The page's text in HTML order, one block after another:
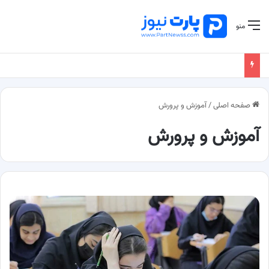
منو
صفحه اصلی/آموزش و پرورش
آموزش و پرورش